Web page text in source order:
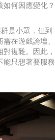
何因應變化？
是小眾，但
需在遊戲論壇
對複雜。因此
能只想著要服